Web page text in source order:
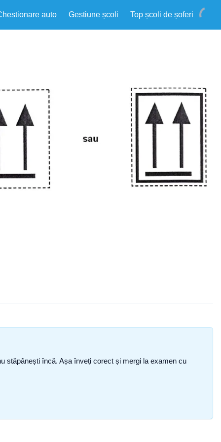
auto Gestiune școli Top școli de șoferi
stăpânești încă. Așa înveți corect și mergi la examen cu